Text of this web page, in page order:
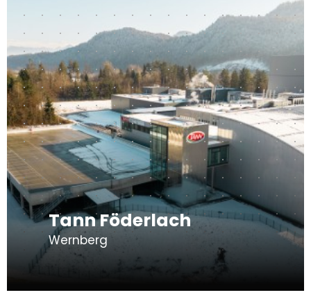
Tann Föderlach
Wernberg